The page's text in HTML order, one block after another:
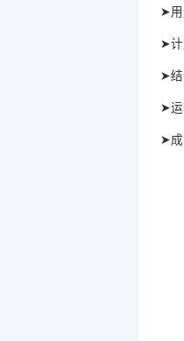
➤用
➤计
➤结
➤运
➤成